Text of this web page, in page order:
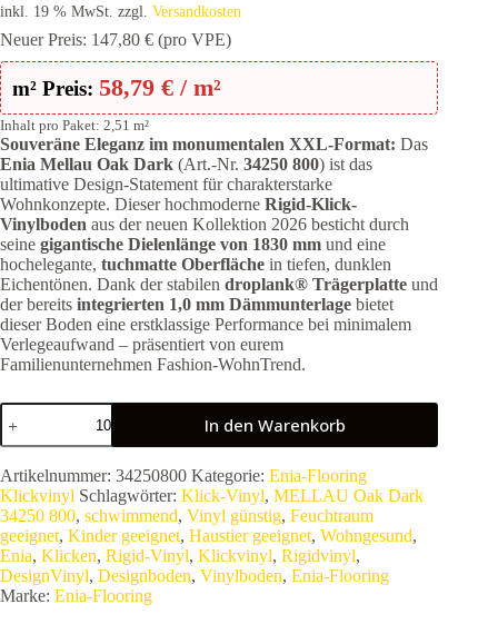
inkl. 19 % MwSt. zzgl. Versandkosten
Neuer Preis: 147,80 € (pro VPE)
m² Preis: 58,79 € / m²
Inhalt pro Paket: 2,51 m²
Souveräne Eleganz im monumentalen XXL-Format: Das
Enia Mellau Oak Dark (Art.-Nr. 34250 800) ist das
ultimative Design-Statement für charakterstarke
Wohnkonzepte. Dieser hochmoderne Rigid-Klick-
Vinylboden aus der neuen Kollektion 2026 besticht durch
seine gigantische Dielenlänge von 1830 mm und eine
hochelegante, tuchmatte Oberfläche in tiefen, dunklen
Eichentönen. Dank der stabilen droplank® Trägerplatte und
der bereits integrierten 1,0 mm Dämmunterlage bietet
dieser Boden eine erstklassige Performance bei minimalem
Verlegeaufwand – präsentiert von eurem
Familienunternehmen Fashion-WohnTrend.
Enia
MELLAU
Oak
Dark
34250
800
|
Rigid-
Klick-
Vinyl
XXL
In den Warenkorb
Artikelnummer: 34250800 Kategorie: Enia-Flooring
Klickvinyl Schlagwörter: Klick-Vinyl, MELLAU Oak Dark
34250 800, schwimmend, Vinyl günstig, Feuchtraum
geeignet, Kinder geeignet, Haustier geeignet, Wohngesund,
Enia, Klicken, Rigid-Vinyl, Klickvinyl, Rigidvinyl,
DesignVinyl, Designboden, Vinylboden, Enia-Flooring
Marke: Enia-Flooring